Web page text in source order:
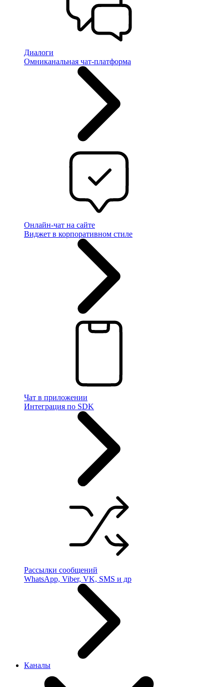
Диалоги
Омниканальная чат-платформа
Онлайн-чат на сайте
Виджет в корпоративном стиле
Чат в приложении
Интеграция по SDK
Рассылки сообщений
WhatsApp, Viber, VK, SMS и др
Каналы